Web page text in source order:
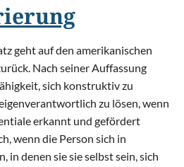
geht auf den amerikanischen
Nach seiner Auffassung
sich konstruktiv zu
zu lösen, wenn
erkannt und gefördert
wenn die Person sich in
in denen sie sie selbst sein, sich